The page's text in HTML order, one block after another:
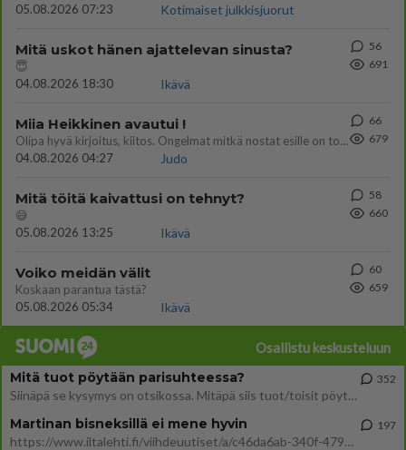
05.08.2026 07:23
Kotimaiset julkkisjuorut
Mitä uskot hänen ajattelevan sinusta?
😇
04.08.2026 18:30
Ikävä
56
691
Miia Heikkinen avautui !
Olipa hyvä kirjoitus, kiitos. Ongelmat mitkä nostat esille on todellisia ja tämä ylimielisyys totta ja se näkyy kaikessa
04.08.2026 04:27
Judo
66
679
Mitä töitä kaivattusi on tehnyt?
😅
05.08.2026 13:25
Ikävä
58
660
Voiko meidän välit
Koskaan parantua tästä?
05.08.2026 05:34
Ikävä
60
659
Osallistu keskusteluun
Mitä tuot pöytään parisuhteessa?
Siinäpä se kysymys on otsikossa. Mitäpä siis tuot/toisit pöytään parisuhteessa? Oletko mies vai nainen? Koetko sen mitä
352
Martinan bisneksillä ei mene hyvin
https://www.iltalehti.fi/viihdeuutiset/a/c46da6ab-340f-4790-aaa7-0865eed2336 Yrityksen konkurssihakemus on tullut kärä
197